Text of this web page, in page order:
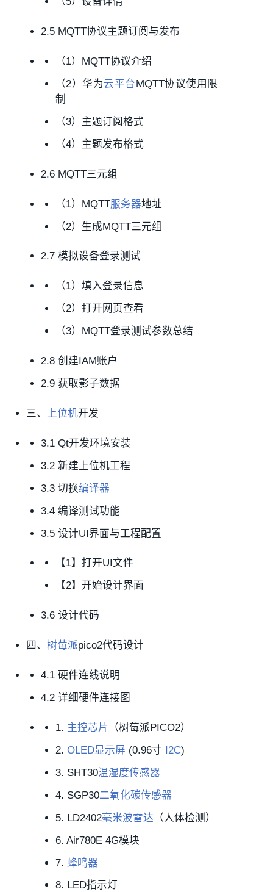
2.5 MQTT协议主题订阅与发布
（1）MQTT协议介绍
（2）华为云平台MQTT协议使用限
制
（3）主题订阅格式
（4）主题发布格式
2.6 MQTT三元组
（1）MQTT服务器地址
（2）生成MQTT三元组
2.7 模拟设备登录测试
（1）填入登录信息
（2）打开网页查看
（3）MQTT登录测试参数总结
2.8 创建IAM账户
2.9 获取影子数据
三、 上位机开发
3.1 Qt开发环境安装
3.2 新建上位机工程
3.3 切换编译器
3.4 编译测试功能
3.5 设计UI界面与工程配置
【1】打开UI文件
【2】开始设计界面
3.6 设计代码
四、 树莓派pico2代码设计
4.1 硬件连线说明
4.2 详细硬件连接图
1. 主控芯片 （树莓派PICO2）
2. OLED显示屏 (0.96寸 I2C)
3. SHT30温湿度传感器
4. SGP30二氧化碳传感器
5. LD2402毫米波雷达 （人体检测）
6. Air780E 4G模块
7. 蜂鸣器
8. LED指示灯